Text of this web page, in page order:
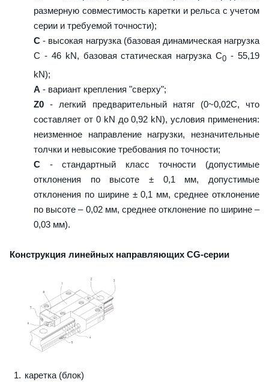
размерную совместимость каретки и рельса с учетом
серии и требуемой точности);
C - высокая нагрузка (базовая динамическая нагрузка
C - 46 kN, базовая статическая нагрузка С0 - 55,19
kN);
A - вариант крепления "сверху";
Z0 - легкий предварительный натяг (0~0,02C, что
составляет от 0 kN до 0,92 kN), условия применения:
неизменное направление нагрузки, незначительные
толчки и невысокие требования по точности;
C - стандартный класс точности (допустимые
отклонения по высоте ± 0,1 мм, допустимые
отклонения по ширине ± 0,1 мм, среднее отклонение
по высоте – 0,02 мм, среднее отклонение по ширине –
0,03 мм).
Конструкция линейных направляющих CG-серии
каретка (блок)